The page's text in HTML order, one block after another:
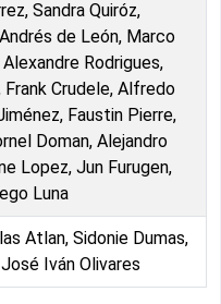
Sandra Quiróz,
de León, Marco
Rodrigues,
Frank Crudele, Alfredo
Faustin Pierre,
Doman, Alejandro
Lopez, Jun Furugen,
Luna
Atlan, Sidonie Dumas,
Iván Olivares